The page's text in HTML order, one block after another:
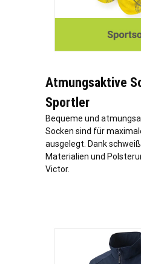
Atmungsaktive
Sportler
Bequeme und
Socken sind für
ausgelegt. Dank
Materialien und
Victor.